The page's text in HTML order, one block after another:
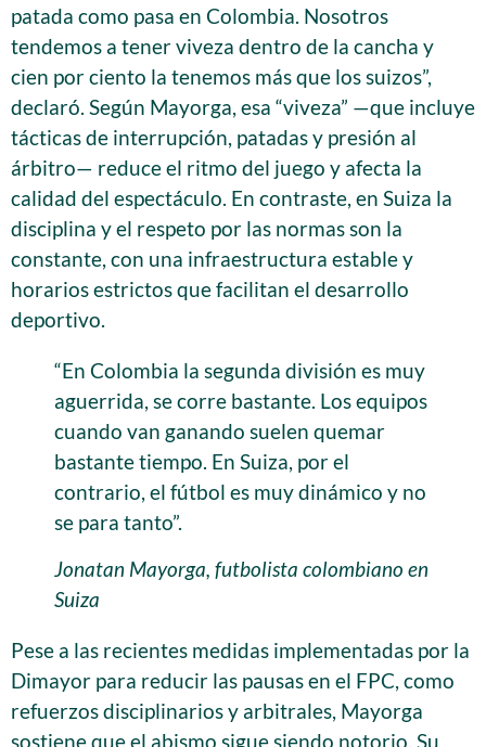
patada como pasa en Colombia. Nosotros
tendemos a tener viveza dentro de la cancha y
cien por ciento la tenemos más que los suizos”,
declaró. Según Mayorga, esa “viveza” —que incluye
tácticas de interrupción, patadas y presión al
árbitro— reduce el ritmo del juego y afecta la
calidad del espectáculo. En contraste, en Suiza la
disciplina y el respeto por las normas son la
constante, con una infraestructura estable y
horarios estrictos que facilitan el desarrollo
deportivo.
“En Colombia la segunda división es muy
aguerrida, se corre bastante. Los equipos
cuando van ganando suelen quemar
bastante tiempo. En Suiza, por el
contrario, el fútbol es muy dinámico y no
se para tanto”.
Jonatan Mayorga, futbolista colombiano en
Suiza
Pese a las recientes medidas implementadas por la
Dimayor para reducir las pausas en el FPC, como
refuerzos disciplinarios y arbitrales, Mayorga
sostiene que el abismo sigue siendo notorio. Su